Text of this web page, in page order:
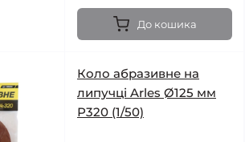
До кошика
Коло абразивне на
липучці Arles Ø125 мм
Р320 (1/50)